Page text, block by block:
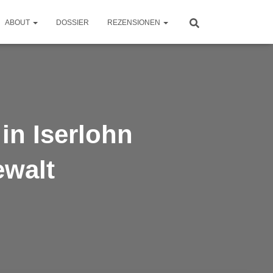
ABOUT DOSSIER REZENSIONEN
Iserlohn